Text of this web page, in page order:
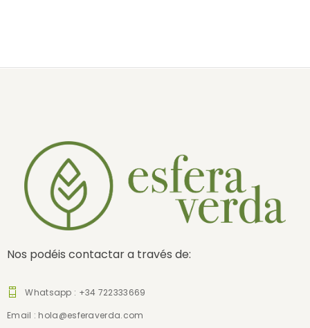
Nos podéis contactar a través de:
Whatsapp : +34 722333669
Email : hola@esferaverda.com